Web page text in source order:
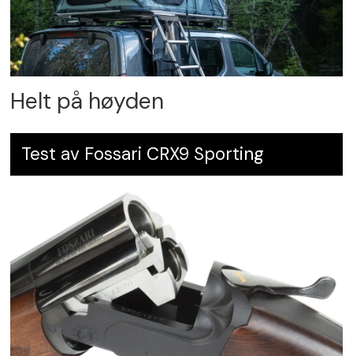
Helt på høyden
Test av Fossari CRX9 Sporting